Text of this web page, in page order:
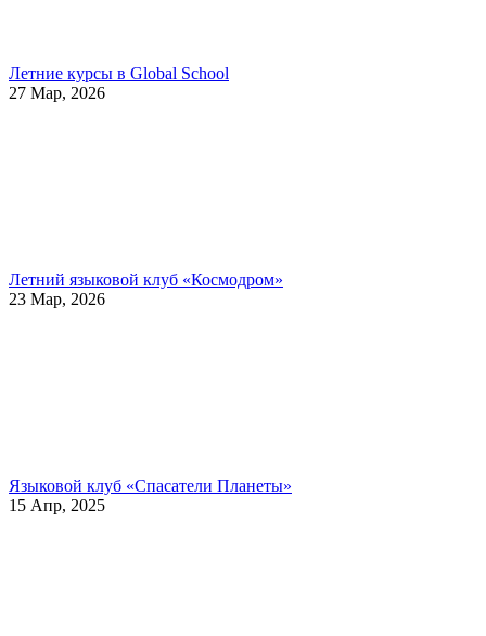
Летние курсы в Global School
27 Мар, 2026
Летний языковой клуб «Космодром»
23 Мар, 2026
Языковой клуб «Спасатели Планеты»
15 Апр, 2025